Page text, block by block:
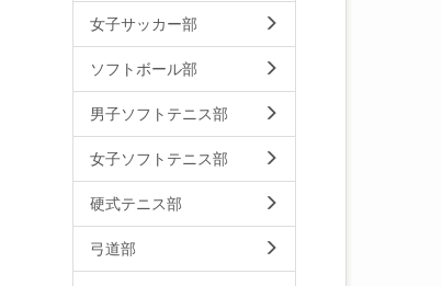
女子サッカー部
ソフトボール部
男子ソフトテニス部
女子ソフトテニス部
硬式テニス部
弓道部